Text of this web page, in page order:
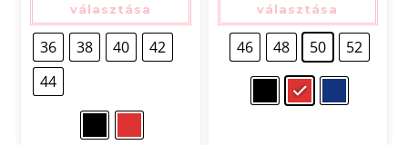
választása
36 38 40
42
44
választása
46 48 50 52